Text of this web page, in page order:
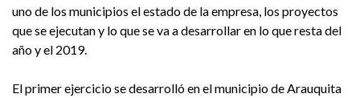
uno de los municipios el estado de la empresa, los proyectos
que se ejecutan y lo que se va a desarrollar en lo que resta del
año y el 2019.
El primer ejercicio se desarrolló en el municipio de Arauquita